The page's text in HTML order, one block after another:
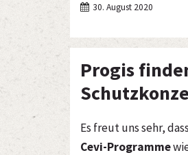
30. August 2020
Progis
Es freut uns sehr,
Cevi-Programme